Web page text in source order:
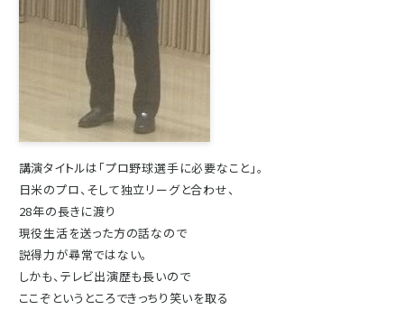
講演タイトルは「プロ野球選手に必要なこと」。
日米のプロ、そして独立リーグと合わせ、
28年の長きに渡り
現役生活を送った方の話なので
説得力が尋常ではない。
しかも、テレビ出演歴も長いので
ここぞというところできっちり笑いを取る